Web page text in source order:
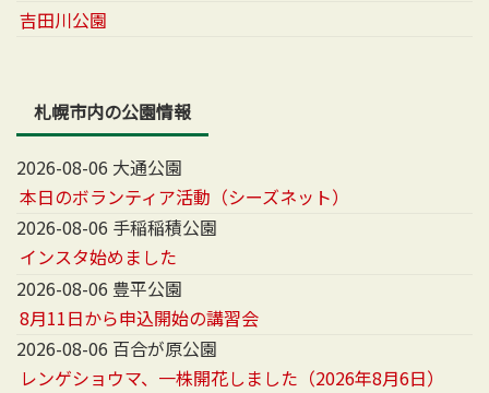
吉田川公園
札幌市内の公園情報
2026-08-06 大通公園
本日のボランティア活動（シーズネット）
2026-08-06 手稲稲積公園
インスタ始めました
2026-08-06 豊平公園
8月11日から申込開始の講習会
2026-08-06 百合が原公園
レンゲショウマ、一株開花しました（2026年8月6日）